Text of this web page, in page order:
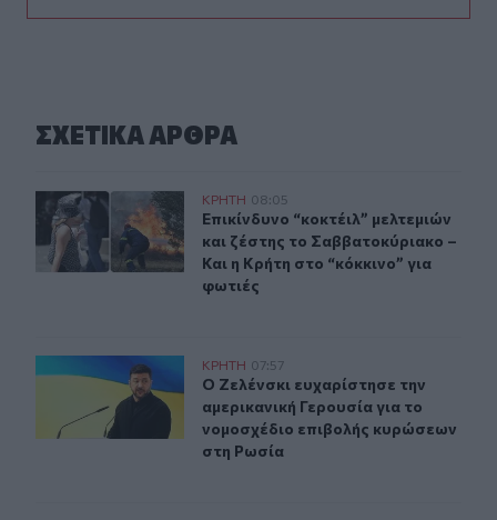
ΣΧΕΤΙΚA AΡΘΡΑ
Επικίνδυνο “κοκτέιλ” μελτεμιών και ζέστης το
ΚΡΗΤΗ 08:05
Επικίνδυνο “κοκτέιλ” μελτεμιών
Επικίνδυνο “κοκτέιλ” μελτεμιών
και ζέστης το Σαββατοκύριακο –
Και η Κρήτη στο “κόκκινο” για
φωτιές
Ο Ζελένσκι ευχαρίστησε την αμερικανική Γερουσία
ΚΡΗΤΗ 07:57
Ο Ζελένσκι ευχαρίστησε την
Ο Ζελένσκι ευχαρίστησε την
αμερικανική Γερουσία για το
νομοσχέδιο επιβολής κυρώσεων
στη Ρωσία